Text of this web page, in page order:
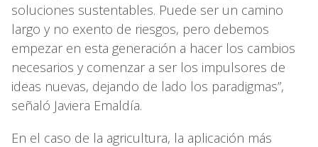
soluciones sustentables. Puede ser un camino
largo y no exento de riesgos, pero debemos
empezar en esta generación a hacer los cambios
necesarios y comenzar a ser los impulsores de
ideas nuevas, dejando de lado los paradigmas”,
señaló Javiera Emaldía.
En el caso de la agricultura, la aplicación más